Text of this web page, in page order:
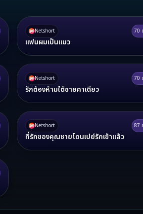
Netshort 70
แฟนผมเป็นแมว
Netshort 70
รักต้องห้ามใต้ชายคาเดียว
Netshort 87
ที่รักของคุณชายโดนเปย์รักเข้าแล้ว